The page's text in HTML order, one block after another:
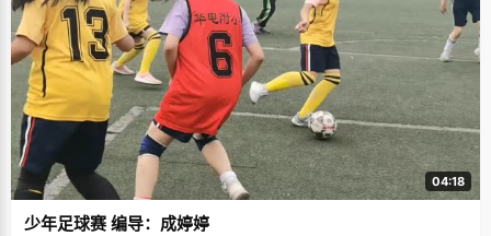
04:18
少年足球赛 编导：成婷婷